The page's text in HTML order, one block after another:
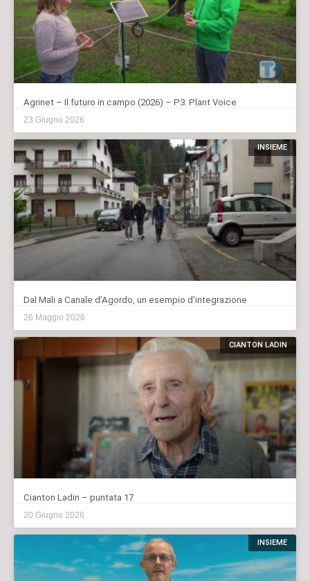
Agrinet – Il futuro in campo (2026) – P3: Plant Voice
23 Giugno 2026
INSIEME
Dal Mali a Canale d’Agordo, un esempio d’integrazione
26 Maggio 2026
CIANTON LADIN
Cianton Ladin – puntata 17
20 Giugno 2026
INSIEME